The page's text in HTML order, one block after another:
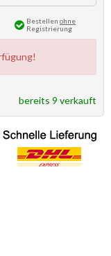
Bestellen ohne
Registrierung
bereits 9 verkauft